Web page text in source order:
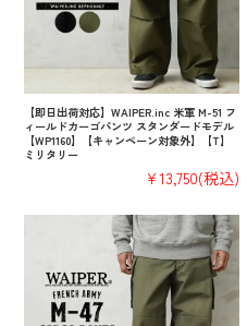
【即日出荷対応】WAIPER.inc 米軍 M-51 フ
ィールドカーゴパンツ スタンダードモデル
【WP1160】【キャンペーン対象外】【T】
ミリタリー
¥13,750(税込)